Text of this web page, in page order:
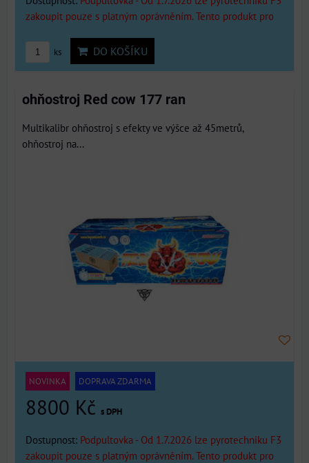
zakoupit pouze s platným oprávněním. Tento produkt pro
ks DO KOŠÍKU
ohňostroj Red cow 177 ran
Multikalibr ohňostroj s efekty ve výšce až 45metrů,
ohňostroj na...
NOVINKA DOPRAVA ZDARMA
8800 Kč s DPH
Dostupnost: Podpultovka - Od 1.7.2026 lze pyrotechniku F3
zakoupit pouze s platným oprávněním. Tento produkt pro